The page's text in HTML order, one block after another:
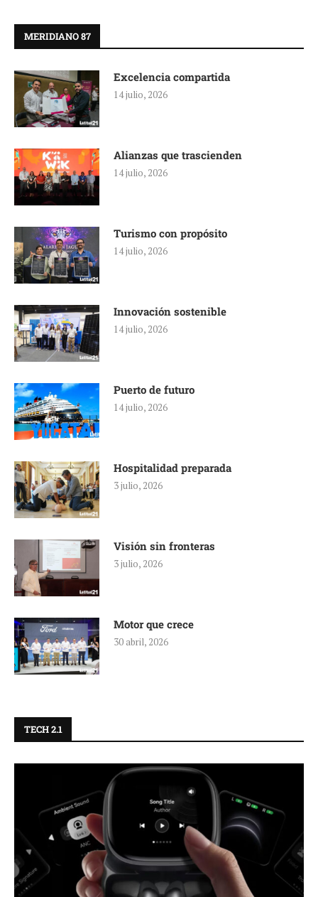
MERIDIANO 87
Excelencia compartida
14 julio, 2026
Alianzas que trascienden
14 julio, 2026
Turismo con propósito
14 julio, 2026
Innovación sostenible
14 julio, 2026
Puerto de futuro
14 julio, 2026
Hospitalidad preparada
3 julio, 2026
Visión sin fronteras
3 julio, 2026
Motor que crece
30 abril, 2026
TECH 2.1